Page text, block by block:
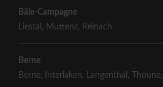
Bâle-Campagne
Liestal , Muttenz, Reinach
Berne
Berne, Interlaken, Langenthal , Thoune,